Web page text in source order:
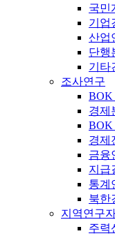
국민
기업
산업
단행
기타
조사연구
BOK
경제
BOK
경제
금융
지급
통계
북한
지역연구
주력